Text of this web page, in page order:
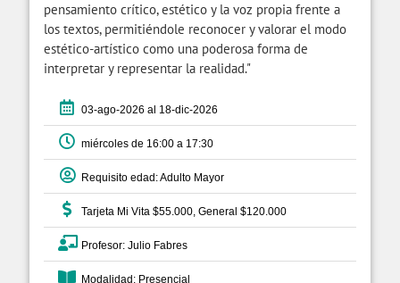
pensamiento crítico, estético y la voz propia frente a
los textos, permitiéndole reconocer y valorar el modo
estético-artístico como una poderosa forma de
interpretar y representar la realidad."
03-ago-2026 al 18-dic-2026
miércoles de 16:00 a 17:30
Requisito edad: Adulto Mayor
Tarjeta Mi Vita $55.000, General $120.000
Profesor: Julio Fabres
Modalidad: Presencial